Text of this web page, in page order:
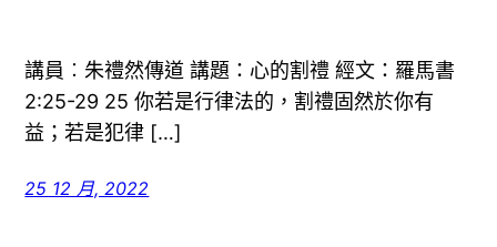
講員︰朱禮然傳道 講題：心的割禮 經文：羅馬書
2:25-29 25 你若是行律法的，割禮固然於你有
益；若是犯律 […]
25 12 月, 2022